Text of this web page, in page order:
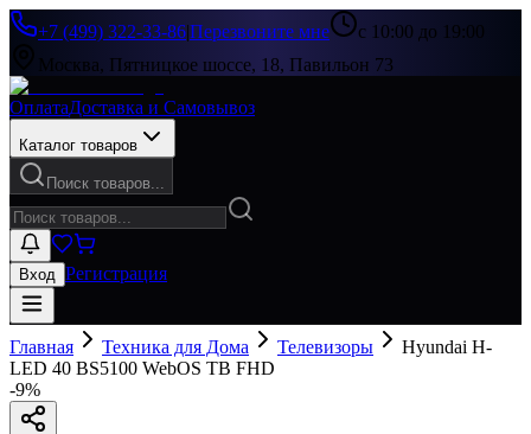
+7 (499) 322-33-86|Перезвоните мне
с 10:00 до 19:00
Москва, Пятницкое шоссе, 18, Павильон 73
ОплатаДоставка и Самовывоз
Каталог товаров
Поиск товаров...
Вход Регистрация
Главная Техника для Дома Телевизоры
Hyundai H-
LED 40 BS5100 WebOS ТВ FHD
-9%